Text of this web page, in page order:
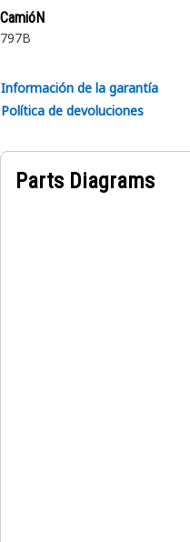
CamióN
797B
Información de la garantía
Política de devoluciones
Parts Diagrams